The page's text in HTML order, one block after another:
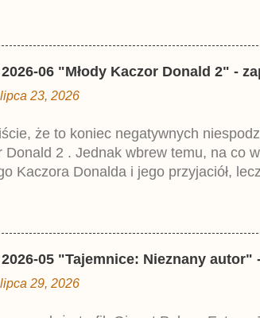
06 "Młody Kaczor Donald 2" -
lipca 23, 2026
że to koniec negatywnych
Donald 2 . Jednak wbrew temu, na co
Kaczora Donalda i jego przyjaciół,
05 "Tajemnice: Nieznany
lipca 29, 2026